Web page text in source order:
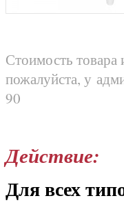
Стоимость
пожалуйста, у
90
Действие:
Для всех